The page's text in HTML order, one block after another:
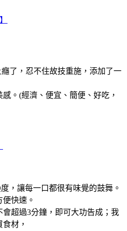
了，忍不住故技重施，添加了一
。(經濟、便宜、簡便、好吃，
，讓每一口都很有味覺的鼓舞。
快速。
會超過3分鐘，即可大功告成；我
材，